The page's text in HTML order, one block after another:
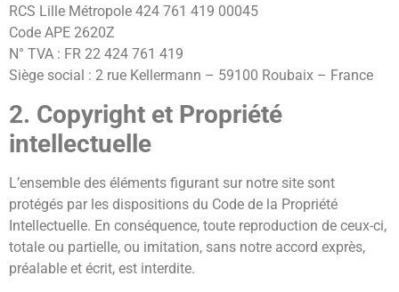
RCS Lille Métropole 424 761 419 00045
Code APE 2620Z
N° TVA : FR 22 424 761 419
Siège social : 2 rue Kellermann – 59100 Roubaix – France
2. Copyright et Propriété
intellectuelle
L’ensemble des éléments figurant sur notre site sont
protégés par les dispositions du Code de la Propriété
Intellectuelle. En conséquence, toute reproduction de ceux-ci,
totale ou partielle, ou imitation, sans notre accord exprès,
préalable et écrit, est interdite.